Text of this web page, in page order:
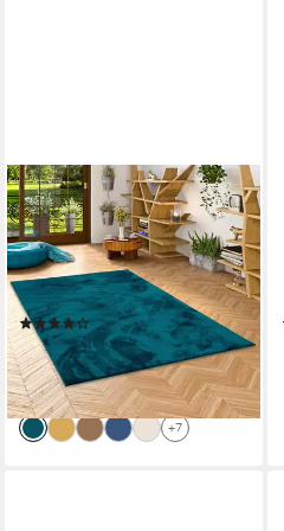
PERGAMON
Hochflor-Teppich Hochflor
Langflor Teppich Super Soft
Melia, Rechteckig, Höhe: 20
mm
(71)
ab 29,90 € UVP59,90 €
-50%
lieferbar - in 3-4 Werktagen bei dir
+7